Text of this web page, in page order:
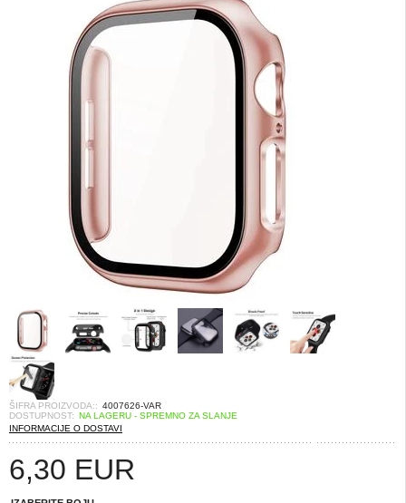
ŠIFRA PROIZVODA:: 4007626-VAR
DOSTUPNOST: NA LAGERU - SPREMNO ZA SLANJE
INFORMACIJE O DOSTAVI
6,30 EUR